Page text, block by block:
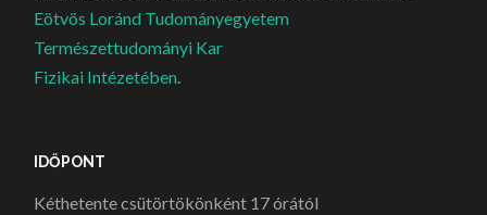
Eötvös Loránd Tudományegyetem
Természettudományi Kar
Fizikai Intézetében.
IDŐPONT
Kéthetente csütörtökönként 17 órától